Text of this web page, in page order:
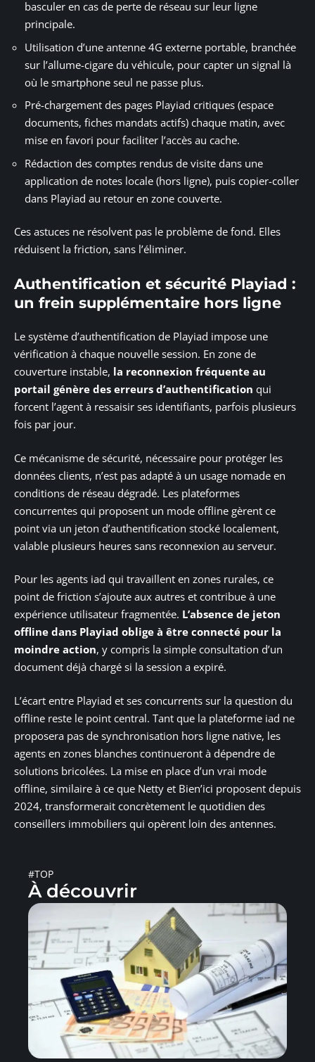
basculer en cas de perte de réseau sur leur ligne
principale.
Utilisation d’une antenne 4G externe portable, branchée
sur l’allume-cigare du véhicule, pour capter un signal là
où le smartphone seul ne passe plus.
Pré-chargement des pages Playiad critiques (espace
documents, fiches mandats actifs) chaque matin, avec
mise en favori pour faciliter l’accès au cache.
Rédaction des comptes rendus de visite dans une
application de notes locale (hors ligne), puis copier-coller
dans Playiad au retour en zone couverte.
Ces astuces ne résolvent pas le problème de fond. Elles
réduisent la friction, sans l’éliminer.
Authentification et sécurité Playiad :
un frein supplémentaire hors ligne
Le système d’authentification de Playiad impose une
vérification à chaque nouvelle session. En zone de
couverture instable, la reconnexion fréquente au
portail génère des erreurs d’authentification qui
forcent l’agent à ressaisir ses identifiants, parfois plusieurs
fois par jour.
Ce mécanisme de sécurité, nécessaire pour protéger les
données clients, n’est pas adapté à un usage nomade en
conditions de réseau dégradé. Les plateformes
concurrentes qui proposent un mode offline gèrent ce
point via un jeton d’authentification stocké localement,
valable plusieurs heures sans reconnexion au serveur.
Pour les agents iad qui travaillent en zones rurales, ce
point de friction s’ajoute aux autres et contribue à une
expérience utilisateur fragmentée. L’absence de jeton
offline dans Playiad oblige à être connecté pour la
moindre action, y compris la simple consultation d’un
document déjà chargé si la session a expiré.
L’écart entre Playiad et ses concurrents sur la question du
offline reste le point central. Tant que la plateforme iad ne
proposera pas de synchronisation hors ligne native, les
agents en zones blanches continueront à dépendre de
solutions bricolées. La mise en place d’un vrai mode
offline, similaire à ce que Netty et Bien’ici proposent depuis
2024, transformerait concrètement le quotidien des
conseillers immobiliers qui opèrent loin des antennes.
#TOP
À découvrir